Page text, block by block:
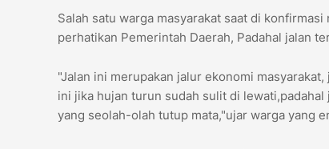
Salah satu warga masyarakat saat di
perhatikan Pemerintah Daerah, Padahal jalan
"Jalan ini merupakan jalur ekonomi
ini jika hujan turun sudah sulit di
yang seolah-olah tutup mata,"ujar warga yang